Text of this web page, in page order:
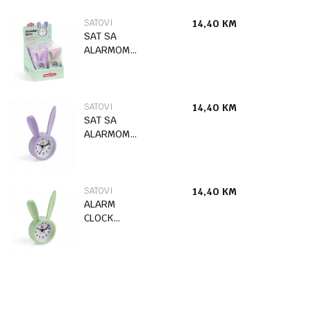
SATOVI
SAT SA
ALARMOM
14,40 KM
SATOVI
SAT SA
ALARMOM
14,40 KM
SATOVI
ALARM
CLOCK
14,40 KM